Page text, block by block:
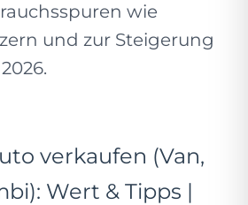
wie
und zur Steigerung
verkaufen (Van,
Wert & Tipps |